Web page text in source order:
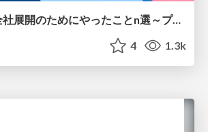
Claude Code全社展開のためにやったことn選～プラグイン302個・コミッター271人を支えるために～
4 1.3k